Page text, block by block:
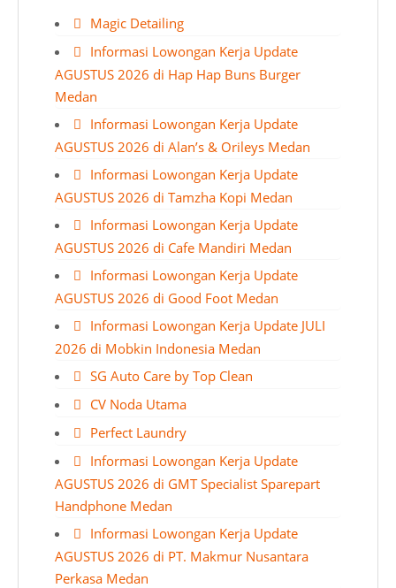
Magic Detailing
Informasi Lowongan Kerja Update
AGUSTUS 2026 di Hap Hap Buns Burger
Medan
Informasi Lowongan Kerja Update
AGUSTUS 2026 di Alan’s & Orileys Medan
Informasi Lowongan Kerja Update
AGUSTUS 2026 di Tamzha Kopi Medan
Informasi Lowongan Kerja Update
AGUSTUS 2026 di Cafe Mandiri Medan
Informasi Lowongan Kerja Update
AGUSTUS 2026 di Good Foot Medan
Informasi Lowongan Kerja Update JULI
2026 di Mobkin Indonesia Medan
SG Auto Care by Top Clean
CV Noda Utama
Perfect Laundry
Informasi Lowongan Kerja Update
AGUSTUS 2026 di GMT Specialist Sparepart
Handphone Medan
Informasi Lowongan Kerja Update
AGUSTUS 2026 di PT. Makmur Nusantara
Perkasa Medan